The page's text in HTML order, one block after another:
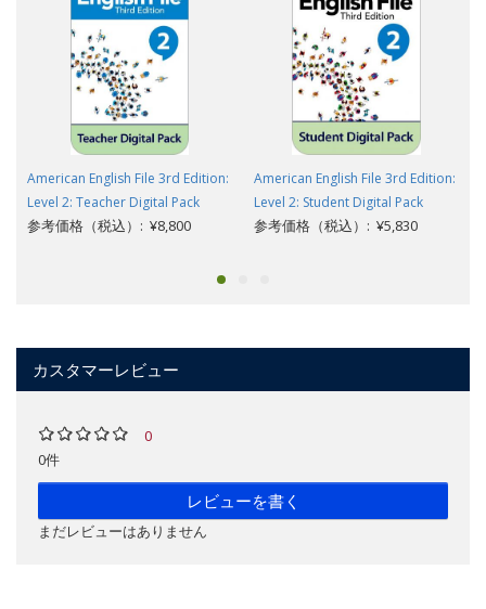
American English File 3rd Edition:
Level 2: Teacher Digital Pack
参考価格（税込）: ¥8,800
American English File 3rd Edition:
Level 2: Student Digital Pack
参考価格（税込）: ¥5,830
カスタマーレビュー
0
0件
レビューを書く
まだレビューはありません